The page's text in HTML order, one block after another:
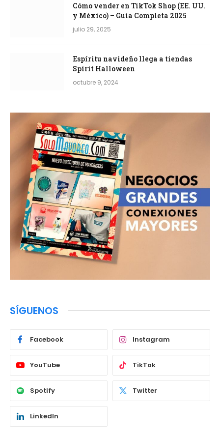
Cómo vender en TikTok Shop (EE. UU.
y México) – Guía Completa 2025
julio 29, 2025
Espíritu navideño llega a tiendas
Spirit Halloween
octubre 9, 2024
SÍGUENOS
Facebook Instagram
YouTube TikTok
Spotify Twitter
LinkedIn